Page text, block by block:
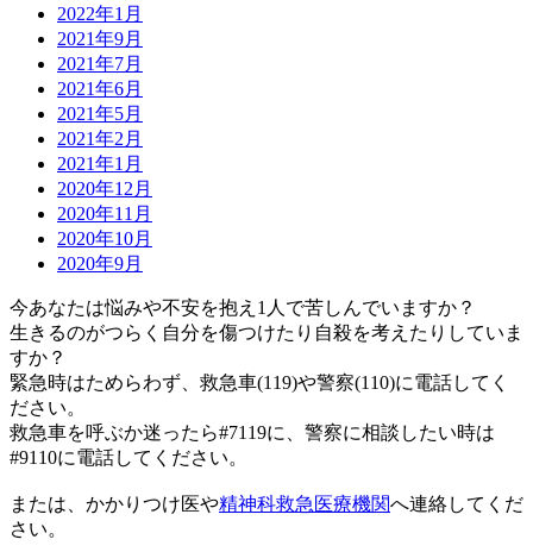
2022年1月
2021年9月
2021年7月
2021年6月
2021年5月
2021年2月
2021年1月
2020年12月
2020年11月
2020年10月
2020年9月
今あなたは悩みや不安を抱え1人で苦しんでいますか？
生きるのがつらく自分を傷つけたり自殺を考えたりしていま
すか？
緊急時はためらわず、救急車(119)や警察(110)に電話してく
ださい。
救急車を呼ぶか迷ったら#7119に、警察に相談したい時は
#9110に電話してください。
または、かかりつけ医や精神科救急医療機関へ連絡してくだ
さい。